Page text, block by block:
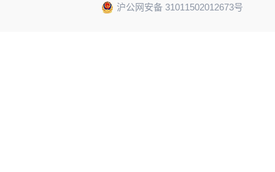
沪公网安备 31011502012673号